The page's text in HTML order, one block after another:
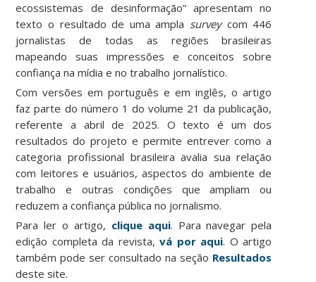
ecossistemas de desinformação” apresentam no
texto o resultado de uma ampla surveycom 446
jornalistas de todas as regiões brasileiras
mapeando suas impressões e conceitos sobre
confiança na mídia e no trabalho jornalístico.
Com versões em português e em inglês, o artigo
faz parte do número 1 do volume 21 da publicação,
referente a abril de 2025. O texto é um dos
resultados do projeto e permite entrever como a
categoria profissional brasileira avalia sua relação
com leitores e usuários, aspectos do ambiente de
trabalho e outras condições que ampliam ou
reduzem a confiança pública no jornalismo.
Para ler o artigo, clique aqui. Para navegar pela
edição completa da revista,vá por aqui. O artigo
também pode ser consultado na seção Resultados
deste site.